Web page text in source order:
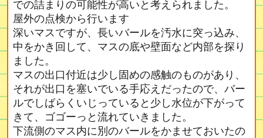
での詰まりの可能性が高いと考えられました。
屋外の点検から行います
深いマスですが、長いバールを汚水に突っ込み、
中をかき回して、マスの底や壁面など内部を探り
ました。
マスの出口付近は少し固めの感触のものがあり、
それが出口を塞いでいる手応えだったので、バー
ルでしばらくいじっていると少し水位が下がって
きて、ゴゴーっと流れていきました。
下流側のマス内に別のバールをかませておいたの